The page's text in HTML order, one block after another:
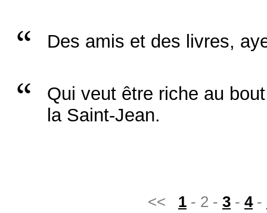
Des amis et des livres,
Qui veut être riche au
la Saint-Jean.
<< 1 - 2 - 3 - 4-